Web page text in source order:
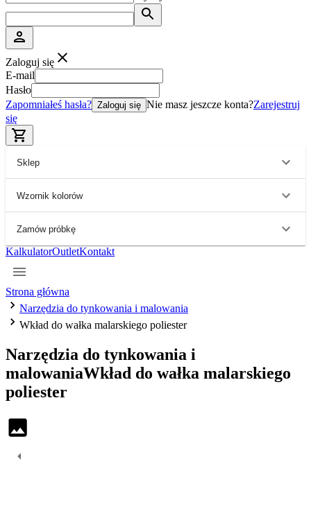
Zaloguj się
E-mail
Hasło
Zapomniałeś hasła? Zaloguj się Nie masz jeszcze konta?Zarejestruj
się
Sklep
Wzornik kolorów
Zamów próbkę
KalkulatorOutletKontakt
Strona główna
Narzędzia do tynkowania i malowania
Wkład do wałka malarskiego poliester
Narzędzia do tynkowania i
malowaniaWkład do wałka malarskiego
poliester